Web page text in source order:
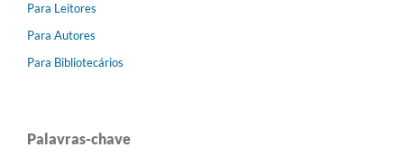
Para Leitores
Para Autores
Para Bibliotecários
Palavras-chave